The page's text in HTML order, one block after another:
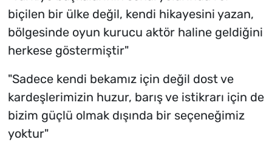
biçilen bir ülke değil, kendi hikayesini yazan,
bölgesinde oyun kurucu aktör haline geldiğini
herkese göstermiştir"
"Sadece kendi bekamız için değil dost ve
kardeşlerimizin huzur, barış ve istikrarı için de
bizim güçlü olmak dışında bir seçeneğimiz
yoktur"